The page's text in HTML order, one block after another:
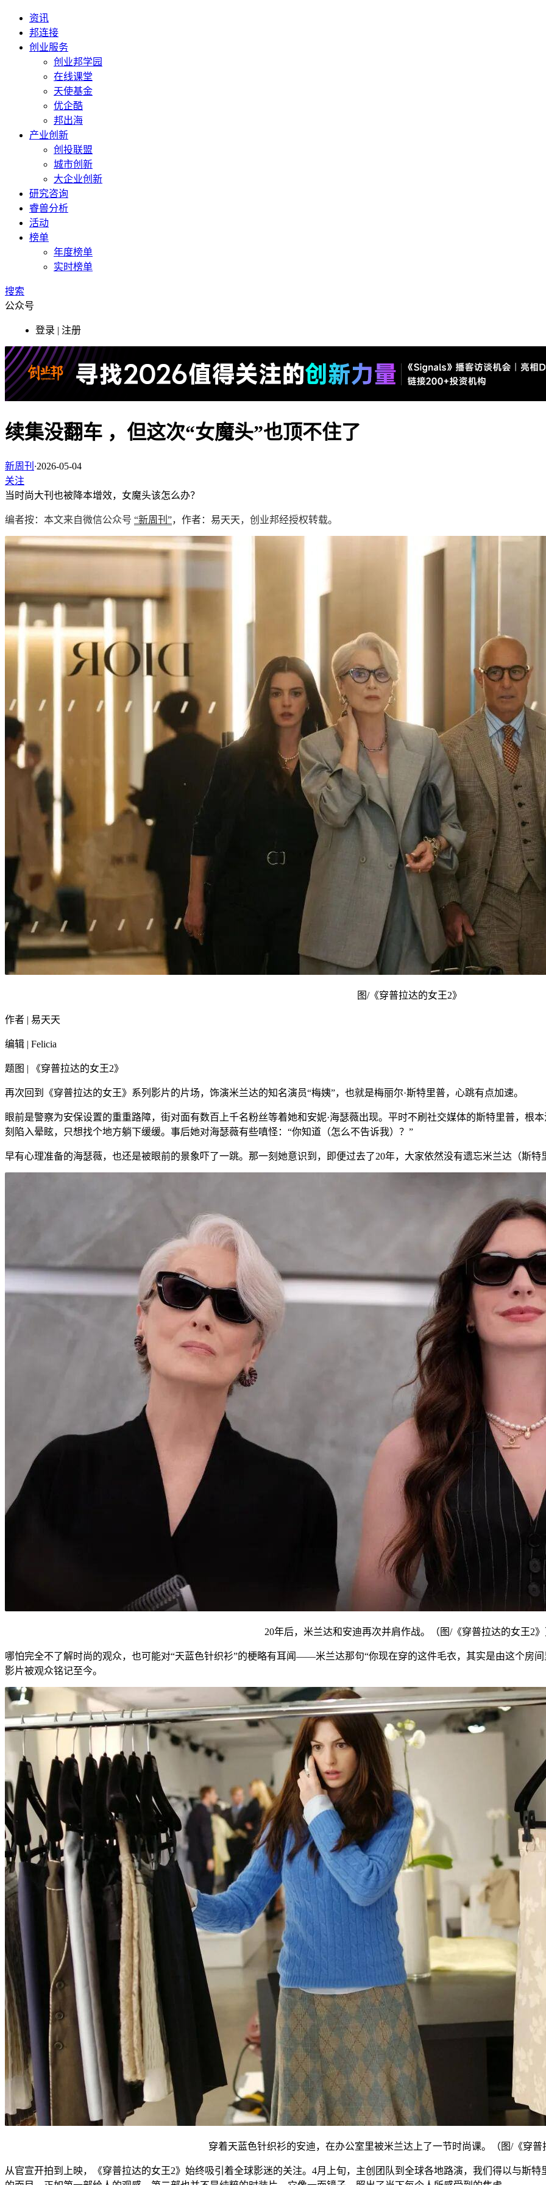
资讯
邦连接
创业服务
创业邦学园
在线课堂
天使基金
优企酷
邦出海
产业创新
创投联盟
城市创新
大企业创新
研究咨询
睿兽分析
活动
榜单
年度榜单
实时榜单
搜索
公众号
登录 | 注册
续集没翻车 ，但这次“女魔头”也顶不住了
新周刊 ·2026-05-04
关注
当时尚大刊也被降本增效，女魔头该怎么办？
编者按：本文来自微信公众号 “新周刊”，作者：易天天，创业邦经授权转载。
图/《穿普拉达的女王2》
作者 | 易天天
编辑 | Felicia
题图 | 《穿普拉达的女王2》
再次回到《穿普拉达的女王》系列影片的片场，饰演米兰达的知名演员“梅姨”，也就是梅丽尔·斯特里普，心跳有点加速。
眼前是警察为安保设置的重重路障，街对面有数百上千名粉丝等着她和安妮·海瑟薇出现。平时不刷社交媒体的斯特里普，根
刻陷入晕眩，只想找个地方躺下缓缓。事后她对海瑟薇有些嗔怪：“你知道（怎么不告诉我）？”
早有心理准备的海瑟薇，也还是被眼前的景象吓了一跳。那一刻她意识到，即便过去了20年，大家依然没有遗忘米兰达（斯
20年后，米兰达和安迪再次并肩作战。（图/《穿普拉达的女王2
哪怕完全不了解时尚的观众，也可能对“天蓝色针织衫”的梗略有耳闻——米兰达那句“你现在穿的这件毛衣，其实是由这个房
影片被观众铭记至今。
穿着天蓝色针织衫的安迪，在办公室里被米兰达上了一节时尚课。（图/《穿普
从官宣开拍到上映，《穿普拉达的女王2》始终吸引着全球影迷的关注。4月上旬，主创团队到全球各地路演，我们得以与斯